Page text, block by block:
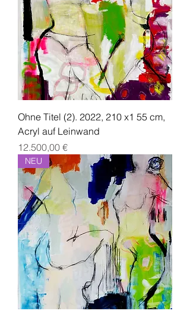
Ohne Titel (2). 2022, 210 x1 55 cm,
Acryl auf Leinwand
Preis
12.500,00 €
NEU